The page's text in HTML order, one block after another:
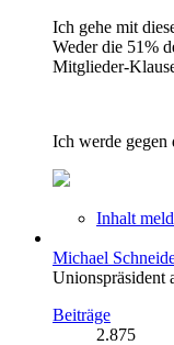
Ich gehe mit
Weder die 51%
Mitglieder-
Ich werde gegen
Inhalt
Michael
Unionspräsident
Beiträge
2.875